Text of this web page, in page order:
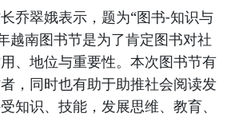
乔翠娥表示，题为“图书-知识与
越南图书节是为了肯定图书对社
、地位与重要性。本次图书节有
，同时也有助于助推社会阅读发
知识、技能，发展思维、教育、